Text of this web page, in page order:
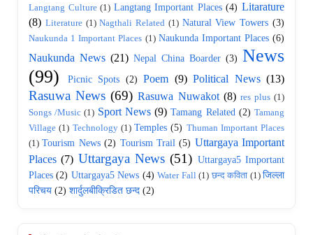
Langtang Culture (1) Langtang Important Places (4) Litarature
(8) Literature (1) Nagthali Related (1) Natural View Towers (3)
Naukunda 1 Important Places (1) Naukunda Important Places (6)
Naukunda News (21) Nepal China Boarder (3) News
(99)
Picnic Spots (2) Poem (9) Political News (13)
Rasuwa News (69) Rasuwa Nuwakot (8) res plus (1)
Songs /Music (1) Sport News (9) Tamang Related (2) Tamang
Village (1) Technology (1) Temples (5) Thuman Important Places
(1) Tourism News (2) Tourism Trail (5) Uttargaya Important
Places (7) Uttargaya News (51) Uttargaya5 Important
Places (2) Uttargaya5 News (4) Water Fall (1) छन्द कविता (1) जिल्ला
परिचय (2) शार्दुलबीक्रिडित छन्द (2)